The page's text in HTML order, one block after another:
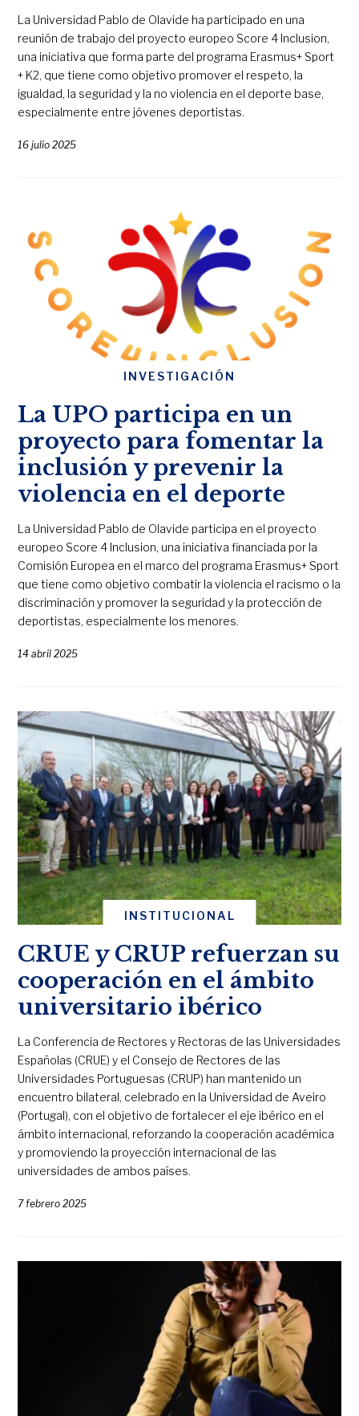
La Universidad Pablo de Olavide ha participado en una
reunión de trabajo del proyecto europeo Score 4 Inclusion,
una iniciativa que forma parte del programa Erasmus+ Sport
+ K2, que tiene como objetivo promover el respeto, la
igualdad, la seguridad y la no violencia en el deporte base,
especialmente entre jóvenes deportistas.
16 julio 2025
INVESTIGACIÓN
La UPO participa en un
proyecto para fomentar la
inclusión y prevenir la
violencia en el deporte
La Universidad Pablo de Olavide participa en el proyecto
europeo Score 4 Inclusion, una iniciativa financiada por la
Comisión Europea en el marco del programa Erasmus+ Sport
que tiene como objetivo combatir la violencia el racismo o la
discriminación y promover la seguridad y la protección de
deportistas, especialmente los menores.
14 abril 2025
INSTITUCIONAL
CRUE y CRUP refuerzan su
cooperación en el ámbito
universitario ibérico
La Conferencia de Rectores y Rectoras de las Universidades
Españolas (CRUE) y el Consejo de Rectores de las
Universidades Portuguesas (CRUP) han mantenido un
encuentro bilateral, celebrado en la Universidad de Aveiro
(Portugal), con el objetivo de fortalecer el eje ibérico en el
ámbito internacional, reforzando la cooperación académica
y promoviendo la proyección internacional de las
universidades de ambos países.
7 febrero 2025